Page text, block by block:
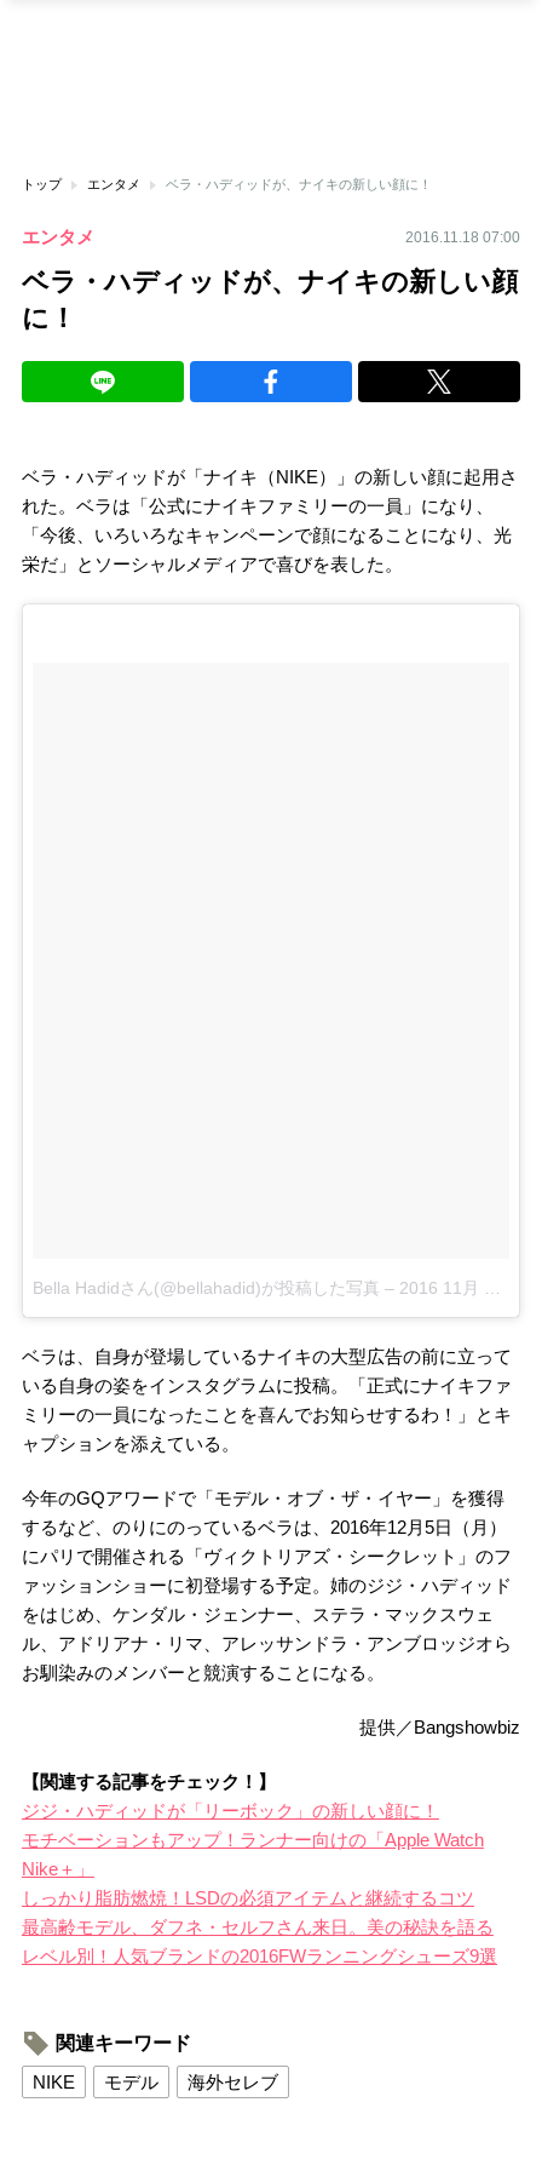
トップ エンタメ ベラ・ハディッドが、ナイキの新しい顔に！
エンタメ 2016.11.18 07:00
ベラ・ハディッドが、ナイキの新しい顔
に！
ベラ・ハディッドが「ナイキ（NIKE）」の新しい顔に起用さ
れた。ベラは「公式にナイキファミリーの一員」になり、
「今後、いろいろなキャンペーンで顔になることになり、光
栄だ」とソーシャルメディアで喜びを表した。
Bella Hadidさん(@bellahadid)が投稿した写真 – 2016 11月 14 10:15午前 PST
ベラは、自身が登場しているナイキの大型広告の前に立って
いる自身の姿をインスタグラムに投稿。「正式にナイキファ
ミリーの一員になったことを喜んでお知らせするわ！」とキ
ャプションを添えている。
今年のGQアワードで「モデル・オブ・ザ・イヤー」を獲得
するなど、のりにのっているベラは、2016年12月5日（月）
にパリで開催される「ヴィクトリアズ・シークレット」のフ
ァッションショーに初登場する予定。姉のジジ・ハディッド
をはじめ、ケンダル・ジェンナー、ステラ・マックスウェ
ル、アドリアナ・リマ、アレッサンドラ・アンブロッジオら
お馴染みのメンバーと競演することになる。
提供／Bangshowbiz
【関連する記事をチェック！】
ジジ・ハディッドが「リーボック」の新しい顔に！
モチベーションもアップ！ランナー向けの「Apple Watch
Nike＋」
しっかり脂肪燃焼！LSDの必須アイテムと継続するコツ
最高齢モデル、ダフネ・セルフさん来日。美の秘訣を語る
レベル別！人気ブランドの2016FWランニングシューズ9選
関連キーワード
NIKE
モデル 海外セレブ